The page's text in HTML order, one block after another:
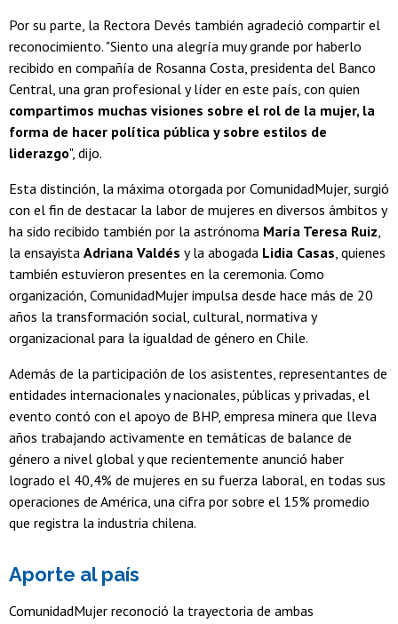
Por su parte, la Rectora Devés también agradeció compartir el
reconocimiento. "Siento una alegría muy grande por haberlo
recibido en compañía de Rosanna Costa, presidenta del Banco
Central, una gran profesional y líder en este país, con quien
compartimos muchas visiones sobre el rol de la mujer, la
forma de hacer política pública y sobre estilos de
liderazgo", dijo.
Esta distinción, la máxima otorgada por ComunidadMujer, surgió
con el fin de destacar la labor de mujeres en diversos ámbitos y
ha sido recibido también por la astrónoma María Teresa Ruiz,
la ensayista Adriana Valdés y la abogada Lidia Casas, quienes
también estuvieron presentes en la ceremonia. Como
organización, ComunidadMujer impulsa desde hace más de 20
años la transformación social, cultural, normativa y
organizacional para la igualdad de género en Chile.
Además de la participación de los asistentes, representantes de
entidades internacionales y nacionales, públicas y privadas, el
evento contó con el apoyo de BHP, empresa minera que lleva
años trabajando activamente en temáticas de balance de
género a nivel global y que recientemente anunció haber
logrado el 40,4% de mujeres en su fuerza laboral, en todas sus
operaciones de América, una cifra por sobre el 15% promedio
que registra la industria chilena.
Aporte al país
ComunidadMujer reconoció la trayectoria de ambas